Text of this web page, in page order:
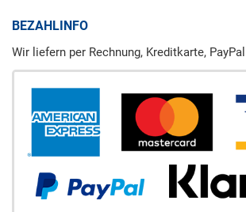
BEZAHLINFO
Wir liefern per Rechnung, Kreditkarte,